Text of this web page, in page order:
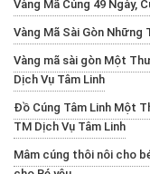
Vàng Mã Cúng 49 Ngày,
Vàng Mã Sài Gòn Những
Vàng mã sài gòn Một
Dịch Vụ Tâm Linh
Đồ Cúng Tâm Linh Một
TM Dịch Vụ Tâm Linh
Mâm cúng thôi nôi cho